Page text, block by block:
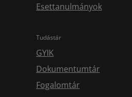
Esettanulmányok
Tudástár
GYIK
Dokumentumtár
Fogalomtár